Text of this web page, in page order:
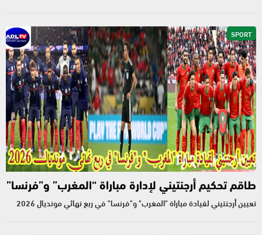
SPORT
طاقم تحكيم أرجنتيني لإدارة مباراة “المغرب” و”فرنسا”
تعيين أرجنتيني لقيادة مباراة "المغرب" و"فرنسا" في ربع نهائي مونديال 2026